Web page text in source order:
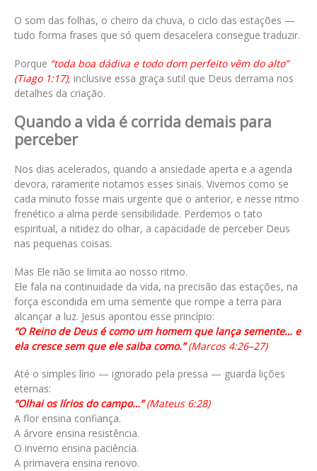
O som das folhas, o cheiro da chuva, o ciclo das estações —
tudo forma frases que só quem desacelera consegue traduzir.
Porque “toda boa dádiva e todo dom perfeito vêm do alto”
(Tiago 1:17), inclusive essa graça sutil que Deus derrama nos
detalhes da criação.
Quando a vida é corrida demais para
perceber
Nos dias acelerados, quando a ansiedade aperta e a agenda
devora, raramente notamos esses sinais. Vivemos como se
cada minuto fosse mais urgente que o anterior, e nesse ritmo
frenético a alma perde sensibilidade. Perdemos o tato
espiritual, a nitidez do olhar, a capacidade de perceber Deus
nas pequenas coisas.
Mas Ele não se limita ao nosso ritmo.
Ele fala na continuidade da vida, na precisão das estações, na
força escondida em uma semente que rompe a terra para
alcançar a luz. Jesus apontou esse princípio:
“O Reino de Deus é como um homem que lança semente… e
ela cresce sem que ele saiba como.”(Marcos 4:26–27)
Até o simples lírio — ignorado pela pressa — guarda lições
eternas:
“Olhai os lírios do campo…”(Mateus 6:28)
A flor ensina confiança.
A árvore ensina resistência.
O inverno ensina paciência.
A primavera ensina renovo.